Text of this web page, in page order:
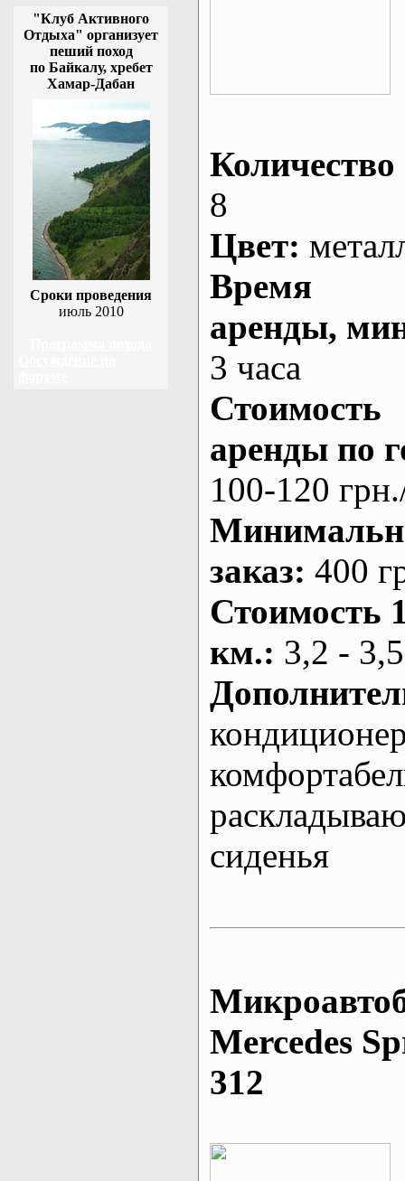
"Клуб Активного
Отдыха" организует
пеший поход
по Байкалу, хребет
Хамар-Дабан
Сроки проведения
июль 2010
Количество
8
Цвет:
Время
аренды,
3 часа
Стоимость
аренды по
100-120
заказ: 400
Стоимость
км.: 3,2 -
сиденья
Mеrcedes
312